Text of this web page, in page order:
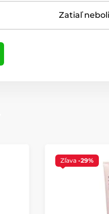
Zatiaľ
Zľava -29%